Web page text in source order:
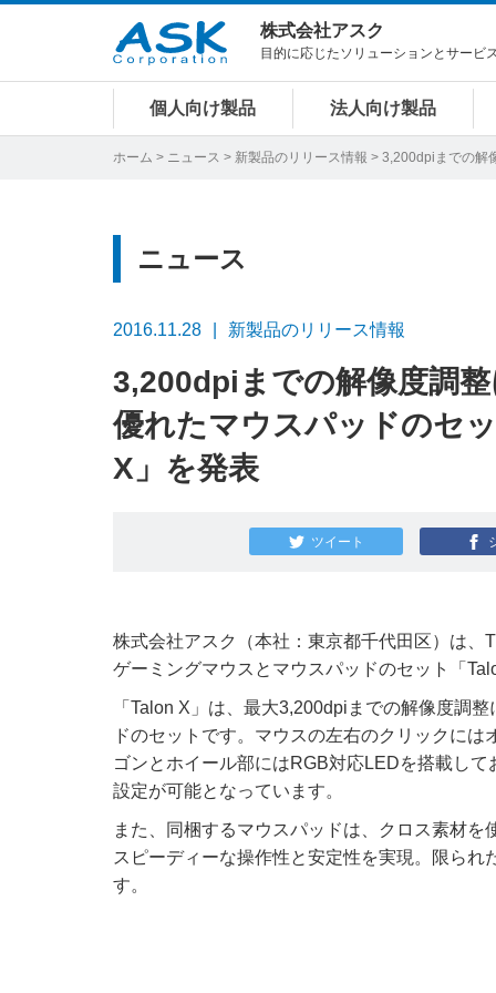
株式会社アスク
目的に応じたソリューションとサービ
個人向け製品 法人向け製品
ホーム > ニュース > 新製品のリリース情報 > 3,200dpiまでの解
ニュース
2016.11.28 新製品のリリース情報
3,200dpiまでの解像度調
優れたマウスパッドのセ
X」を発表
ツイート
株式会社アスク（本社：東京都千代田区）は
ゲーミングマウスとマウスパッドのセット「
「Talon X」は、最大3,200dpiまでの解像度調
ドのセットです。マウスの左右のクリックに
ゴンとホイール部にはRGB対応LEDを搭載し
設定が可能となっています。
また、同梱するマウスパッドは、クロス素材
スピーディーな操作性と安定性を実現。限ら
す。